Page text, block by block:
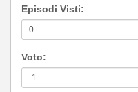
Episodi Visti:
Voto: